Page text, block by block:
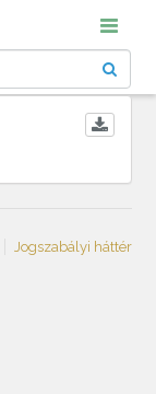
Jogszabályi háttér